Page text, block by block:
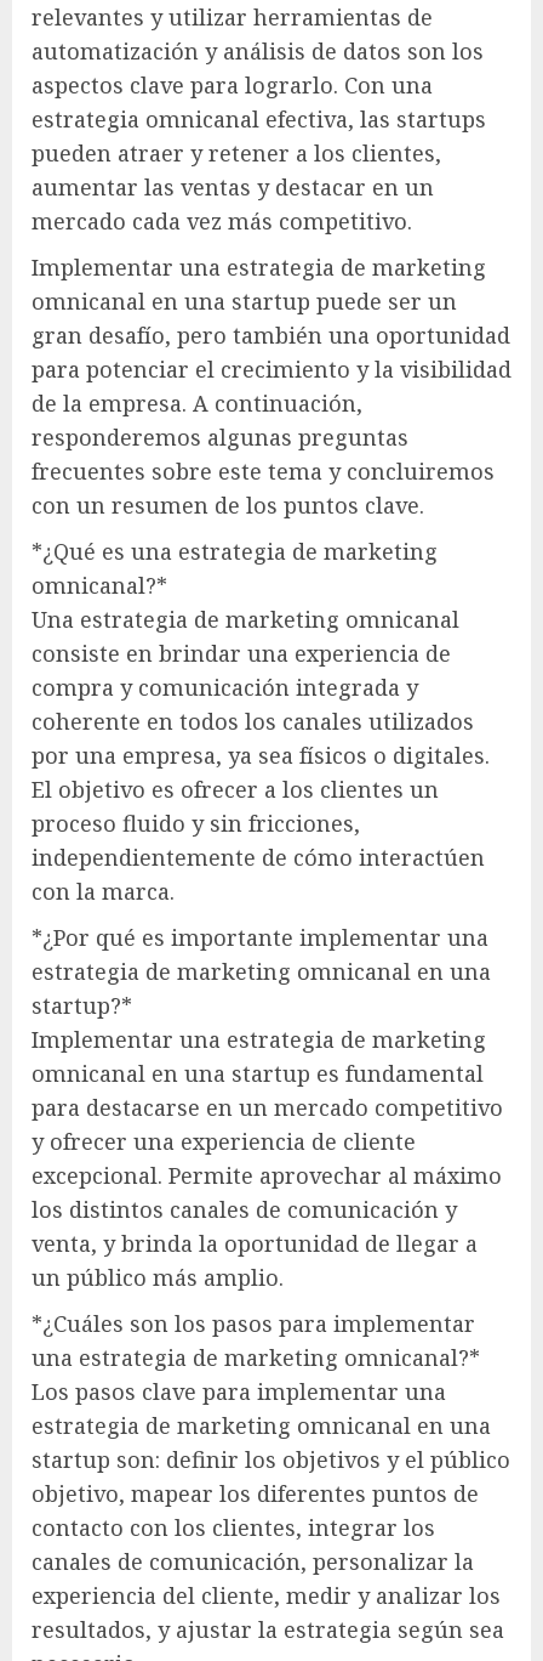
relevantes y utilizar herramientas de
automatización y análisis de datos son los
aspectos clave para lograrlo. Con una
estrategia omnicanal efectiva, las startups
pueden atraer y retener a los clientes,
aumentar las ventas y destacar en un
mercado cada vez más competitivo.
Implementar una estrategia de marketing
omnicanal en una startup puede ser un
gran desafío, pero también una oportunidad
para potenciar el crecimiento y la visibilidad
de la empresa. A continuación,
responderemos algunas preguntas
frecuentes sobre este tema y concluiremos
con un resumen de los puntos clave.
*¿Qué es una estrategia de marketing
omnicanal?*
Una estrategia de marketing omnicanal
consiste en brindar una experiencia de
compra y comunicación integrada y
coherente en todos los canales utilizados
por una empresa, ya sea físicos o digitales.
El objetivo es ofrecer a los clientes un
proceso fluido y sin fricciones,
independientemente de cómo interactúen
con la marca.
*¿Por qué es importante implementar una
estrategia de marketing omnicanal en una
startup?*
Implementar una estrategia de marketing
omnicanal en una startup es fundamental
para destacarse en un mercado competitivo
y ofrecer una experiencia de cliente
excepcional. Permite aprovechar al máximo
los distintos canales de comunicación y
venta, y brinda la oportunidad de llegar a
un público más amplio.
*¿Cuáles son los pasos para implementar
una estrategia de marketing omnicanal?*
Los pasos clave para implementar una
estrategia de marketing omnicanal en una
startup son: definir los objetivos y el público
objetivo, mapear los diferentes puntos de
contacto con los clientes, integrar los
canales de comunicación, personalizar la
experiencia del cliente, medir y analizar los
resultados, y ajustar la estrategia según sea